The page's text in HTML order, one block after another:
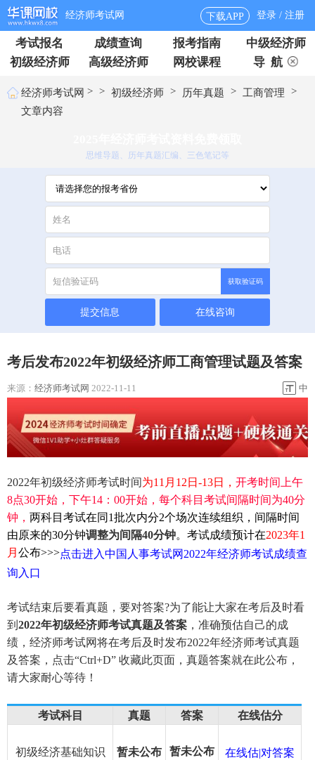
经济师考试网 下载APP 登录 / 注册
考试报名 成绩查询 报考指南
中级经济师
初级经济师
高级经济师 网校课程 导 航
经济师考试网 > > 初级经济师 > 历年真题 > 工商管理
>
文章内容
思维导题、历年真题汇编、三色笔记等
获取验证码
提交信息 在线咨询
考后发布2022年初级经济师工商管理试题及答案
来源： 经济师考试网 2022-11-11 中
2022年初级经济师考试时间为11月12日-13日， 开考时间上午
8点30开始，下午14：00开始，每个科目考试间隔时间为40分
钟， 两科目考试在同1批次内分2个场次连续组织，间隔时间
由原来的30分钟调整为间隔40分钟。考试成绩预计在2023年1
月 公布>>>点击进入中国人事考试网2022年经济师考试成绩查
询入口
考试结束后要看真题，要对答案?为了能让大家在考后及时看
到 2022年初级经济师考试真题及答案 ，准确预估自己的成
绩，经济师考试网将在考后及时发布2022年经济师考试真题
及答案，点击“Ctrl+D” 收藏此页面，真题答案就在此公布，
请大家耐心等待！
考试科目 真题 答案 在线估分
初级经济基础知识 暂未公布 暂未公布 在线估|对答案